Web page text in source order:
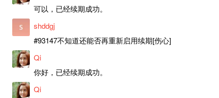
可以，已经续期成功。
shddgj
#93147不知道还能否再重新启用续期[伤心]
Qi
你好，已经续期成功。
Qi